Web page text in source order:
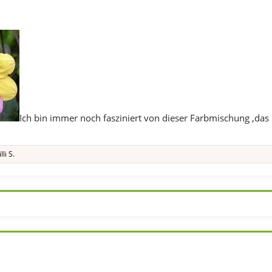
Ich bin immer noch fasziniert von dieser Farbmischung
S.